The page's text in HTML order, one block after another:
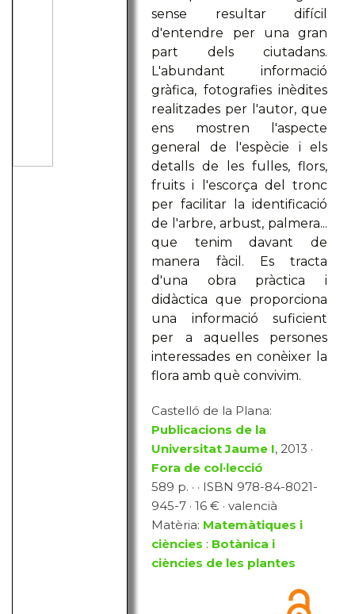
sense resultar difícil
d'entendre per una gran
part dels ciutadans.
L'abundant informació
gràfica, fotografies inèdites
realitzades per l'autor, que
ens mostren l'aspecte
general de l'espècie i els
detalls de les fulles, flors,
fruits i l'escorça del tronc
per facilitar la identificació
de l'arbre, arbust, palmera...
que tenim davant de
manera fàcil. Es tracta
d'una obra pràctica i
didàctica que proporciona
una informació suficient
per a aquelles persones
interessades en conèixer la
flora amb què convivim.
Castelló de la Plana:
Publicacions de la
Universitat Jaume I, 2013 ·
Fora de col·lecció
589 p. · · ISBN 978-84-8021-
945-7 · 16 € · valencià
Matèria: Matemàtiques i
ciències : Botànica i
ciències de les plantes